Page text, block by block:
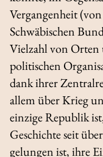
Vergangenheit
Schwäbischen
Vielzahl von Orten
politischen
dank ihrer
allem über Krieg
einzige Republik
Geschichte seit
gelungen ist, ihre